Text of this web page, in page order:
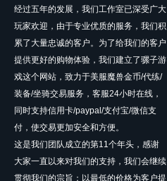
经过五年的发展，我们工作室已深受广大
玩家欢迎，由于专业优质的服务，我们积
累了大量忠诚的客户。为了给我们的客户
提供更好的购物体验，我们建立了骡子游
戏这个网站，致力于美服魔兽金币/代练/
装备/坐骑交易服务，客服24小时在线，
同时支持信用卡/paypal/支付宝/微信支
付，使交易更加安全和方便。
这是我们团队成立的第11个年头，感谢
大家一直以来对我们的支持，我们会继续
贯彻我们的宗旨：以最低的价格为客户提